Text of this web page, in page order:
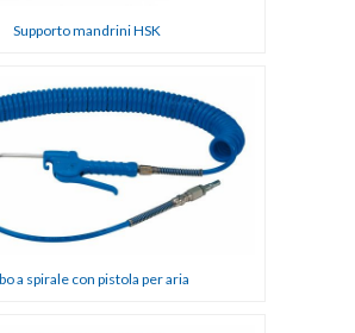
Supporto mandrini HSK
a spirale con pistola per aria